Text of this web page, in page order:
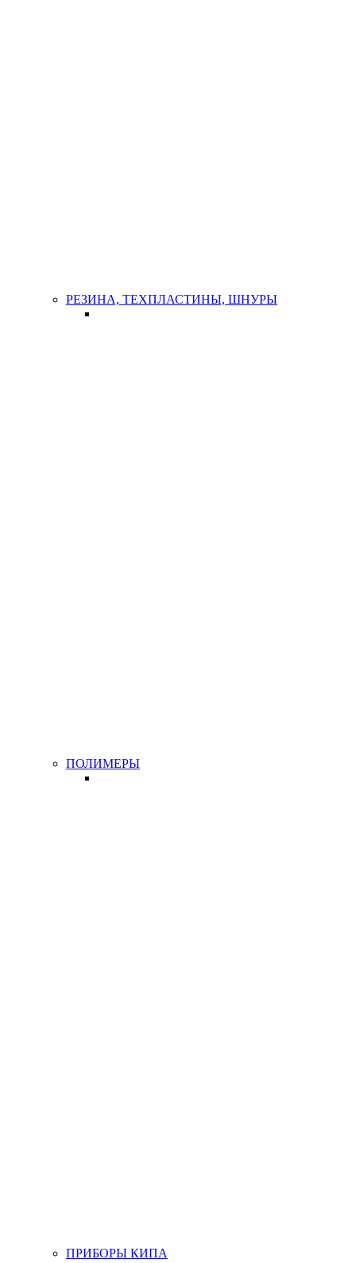
РЕЗИНА, ТЕХПЛАСТИНЫ, ШНУРЫ
ПОЛИМЕРЫ
ПРИБОРЫ КИПА